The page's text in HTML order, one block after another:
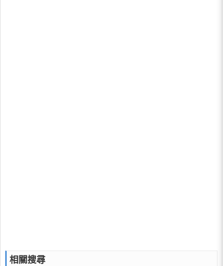
相關搜尋